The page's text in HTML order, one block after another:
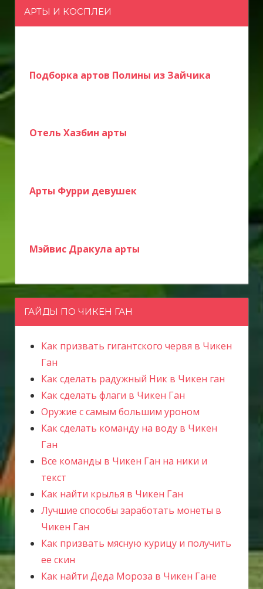
п
с
я
АРТЫ И КОСПЛЕИ
Подборка артов Полины из Зайчика
Отель Хазбин арты
Арты Фурри девушек
Мэйвис Дракула арты
ГАЙДЫ ПО ЧИКЕН ГАН
Как призвать гигантского червя в Чикен
Ган
Как сделать радужный Ник в Чикен ган
Как сделать флаги в Чикен Ган
Оружие с самым большим уроном
Как сделать команду на воду в Чикен
Ган
Все команды в Чикен Ган на ники и
текст
Как найти крылья в Чикен Ган
Лучшие способы заработать монеты в
Чикен Ган
Как призвать мясную курицу и получить
ее скин
Как найти Деда Мороза в Чикен Гане